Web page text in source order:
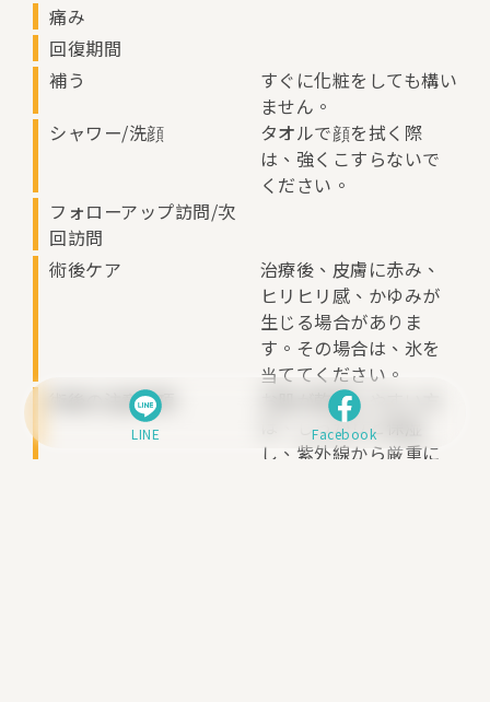
痛み
回復期間
補う
すぐに化粧をしても構い
ません。
シャワー/洗顔
タオルで顔を拭く際
は、強くこすらないで
ください。
フォローアップ訪問/次
回訪問
術後ケア
治療後、皮膚に赤み、
ヒリヒリ感、かゆみが
生じる場合がありま
す。その場合は、氷を
当ててください。
術後の注意事項
お肌が乾燥しやすい方
は、しっかりと保湿
し、紫外線から厳重に
LINE Facebook